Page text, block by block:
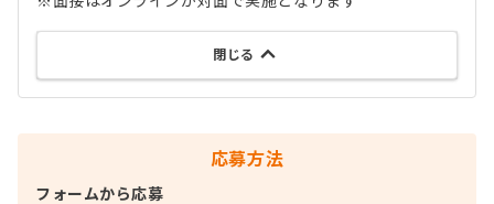
閉じる
応募方法
フォームから応募